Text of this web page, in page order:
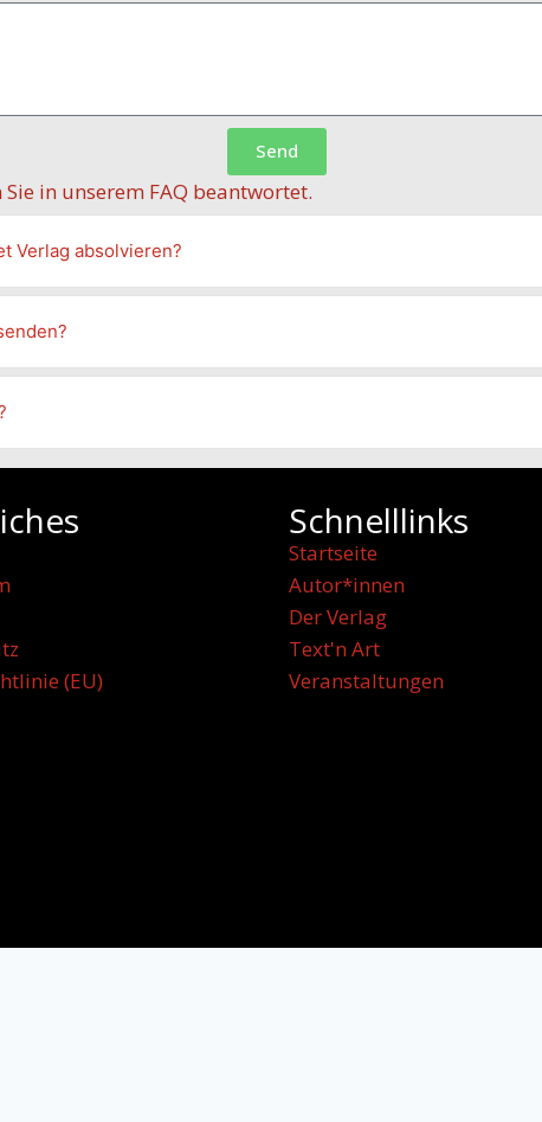
Send
in unserem FAQ beantwortet.
Verlag absolvieren?
(EU)
Schnelllinks
Startseite
Autor*innen
Der Verlag
Text'n Art
Veranstaltungen